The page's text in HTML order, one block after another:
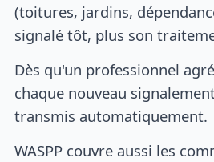
(toitures, jardins,
signalé tôt, plus son
Dès qu'un professionnel
chaque nouveau
transmis automatiquement.
WASPP couvre aussi les